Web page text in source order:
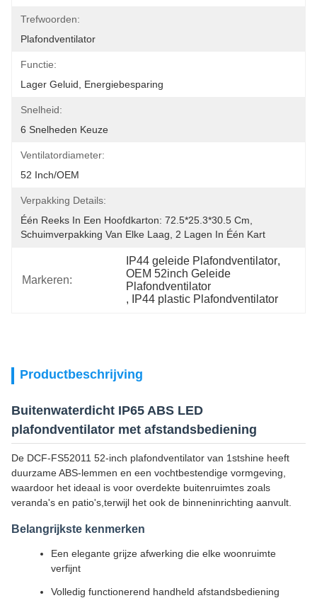
Trefwoorden:
Plafondventilator
Functie:
Lager Geluid, Energiebesparing
Snelheid:
6 Snelheden Keuze
Ventilatordiameter:
52 Inch/OEM
Verpakking Details:
Één Reeks In Een Hoofdkarton: 72.5*25.3*30.5 Cm,
Schuimverpakking Van Elke Laag, 2 Lagen In Één Kart
Markeren:
IP44 geleide Plafondventilator,
OEM 52inch Geleide
Plafondventilator
,
IP44 plastic Plafondventilator
Productbeschrijving
Buitenwaterdicht IP65 ABS LED
plafondventilator met afstandsbediening
De DCF-FS52011 52-inch plafondventilator van 1stshine heeft
duurzame ABS-lemmen en een vochtbestendige vormgeving,
waardoor het ideaal is voor overdekte buitenruimtes zoals
veranda's en patio's,terwijl het ook de binneninrichting aanvult.
Belangrijkste kenmerken
Een elegante grijze afwerking die elke woonruimte
verfijnt
Volledig functionerend handheld afstandsbediening